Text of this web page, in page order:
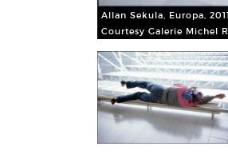
Allan Sekula, Europa,
Courtesy Galerie Michel